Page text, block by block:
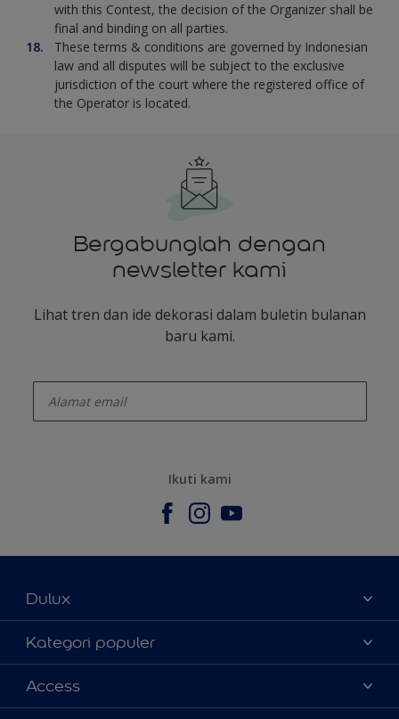
with this Contest, the decision of the Organizer shall be
final and binding on all parties.
These terms & conditions are governed by Indonesian
law and all disputes will be subject to the exclusive
jurisdiction of the court where the registered office of
the Operator is located.
Bergabunglah dengan
newsletter kami
Lihat tren dan ide dekorasi dalam buletin bulanan
baru kami.
Ikuti kami
Dulux
Tentang Kami
Contact us
Temukan toko
Kategori populer
Warna
Produk
Access